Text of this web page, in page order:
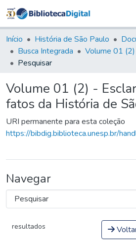
&
Coleções
Tudo na
Início História de São Paulo
Busca Integrada
Pesquisar
Volume 01 (2) -
fatos da História de
URI permanente para esta coleção
https://bibdig.biblioteca.unesp.br/
Navegar
resultados